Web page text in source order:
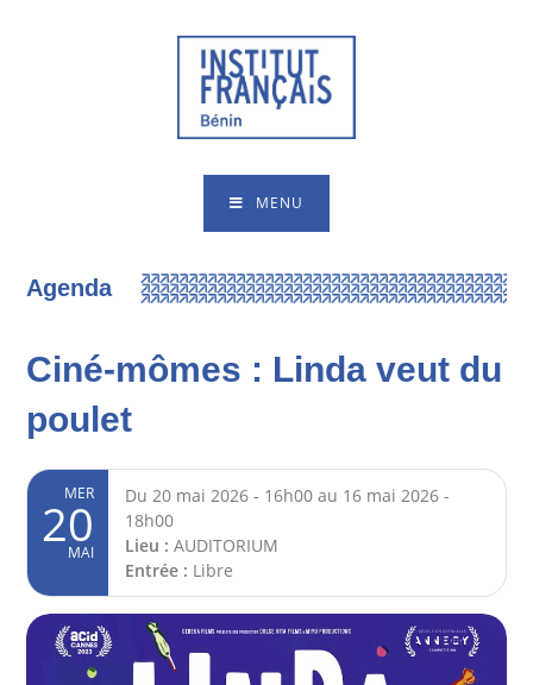
MENU
Agenda
Ciné-mômes : Linda veut du
poulet
MER
20
MAI
Du 20 mai 2026 - 16h00 au 16 mai 2026 -
18h00
Lieu :AUDITORIUM
Entrée : Libre